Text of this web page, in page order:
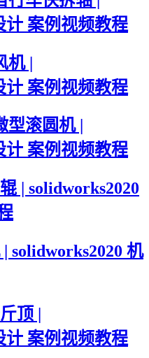
计 案例视频教程
机 |
计 案例视频教程
滚圆机 |
计 案例视频教程
| solidworks2020
solidworks2020 机
顶 |
计 案例视频教程